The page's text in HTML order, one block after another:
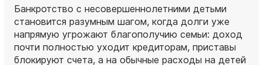
Банкротство с несовершеннолетними детьми
становится разумным шагом, когда долги уже
напрямую угрожают благополучию семьи: доход
почти полностью уходит кредиторам, приставы
блокируют счета, а на обычные расходы на детей